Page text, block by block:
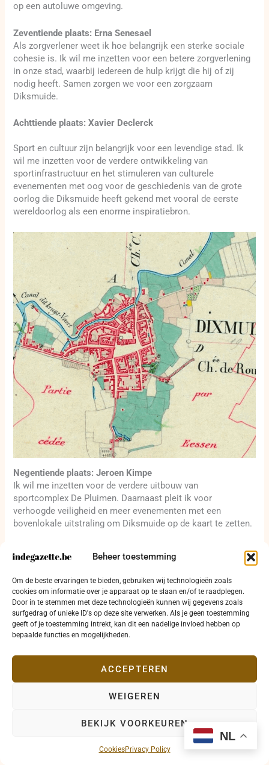
Beheer toestemming
Om de beste ervaringen te bieden, gebruiken wij technologieën zoals
cookies om informatie over je apparaat op te slaan en/of te raadplegen.
Door in te stemmen met deze technologieën kunnen wij gegevens zoals
surfgedrag of unieke ID's op deze site verwerken. Als je geen toestemming
geeft of je toestemming intrekt, kan dit een nadelige invloed hebben op
bepaalde functies en mogelijkheden.
ACCEPTEREN
WEIGEREN
BEKIJK VOORKEUREN
CookiesPrivacy Policy
op een autoluwe omgeving.
Zeventiende plaats: Erna Senesael
Als zorgverlener weet ik hoe belangrijk een sterke sociale
cohesie is. Ik wil me inzetten voor een betere zorgverlening
in onze stad, waarbij iedereen de hulp krijgt die hij of zij
nodig heeft. Samen zorgen we voor een zorgzaam
Diksmuide.
Achttiende plaats: Xavier Declerck
Sport en cultuur zijn belangrijk voor een levendige stad. Ik
wil me inzetten voor de verdere ontwikkeling van
sportinfrastructuur en het stimuleren van culturele
evenementen met oog voor de geschiedenis van de grote
oorlog die Diksmuide heeft gekend met vooral de eerste
wereldoorlog als een enorme inspiratiebron.
Negentiende plaats: Jeroen Kimpe
Ik wil me inzetten voor de verdere uitbouw van
sportcomplex De Pluimen. Daarnaast pleit ik voor
verhoogde veiligheid en meer evenementen met een
bovenlokale uitstraling om Diksmuide op de kaart te zetten.
Twintigste plaats: Jacques Clabau
Met Project 8600 wil ik mindervaliden een volwaardige
plaats geven in onze lokale gemeenschap. Het is onze plicht
deze bevolkingsgroep uit het isolement te halen en actief te
betrekken bij het sociale weefsel van onze stad.
Eenentwintigste plaats: Sarah Hollebeke
essentieel. Ik wil dat er meer gedaan wordt voor deze
beleid. Het is tijd om ook de kleinere dorpen de aandacht te
NL